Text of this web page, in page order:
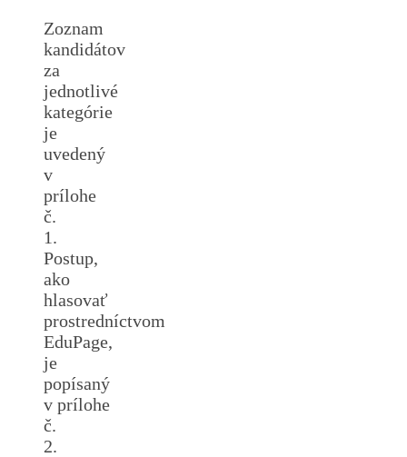
Zoznam
kandidátov
za
jednotlivé
kategórie
je
uvedený
v
prílohe
č.
1.
Postup,
ako
hlasovať
prostredníctvom
EduPage,
je
popísaný
v prílohe
č.
2.